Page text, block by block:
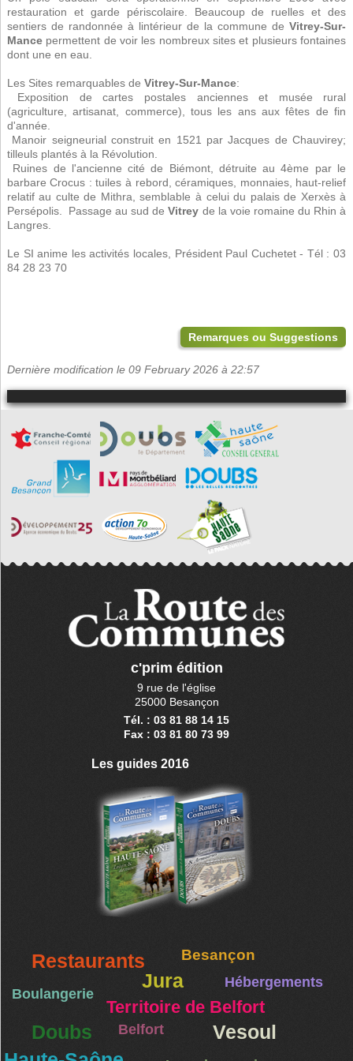
restauration et garde périscolaire. Beaucoup de ruelles et des
sentiers de randonnée à lintérieur de la commune de Vitrey-Sur-
Mancepermettent de voir les nombreux sites et plusieurs fontaines
dont une en eau.
Les Sites remarquables de Vitrey-Sur-Mance:
 Exposition de cartes postales anciennes et musée rural
(agriculture, artisanat, commerce), tous les ans aux fêtes de fin
d'année.
 Manoir seigneurial construit en 1521 par Jacques de Chauvirey;
tilleuls plantés à la Révolution.
 Ruines de l'ancienne cité de Biémont, détruite au 4ème par le
barbare Crocus : tuiles à rebord, céramiques, monnaies, haut-relief
relatif au culte de Mithra, semblable à celui du palais de Xerxès à
Persépolis.  Passage au sud de Vitrey de la voie romaine du Rhin à
Langres.
Le SI anime les activités locales, Président Paul Cuchetet - Tél : 03
84 28 23 70
Remarques ou Suggestions
Dernière modification le 09 February 2026 à 22:57
c'prim édition
9 rue de l'église
25000 Besançon
Tél. : 03 81 88 14 15
Fax : 03 81 80 73 99
Les guides 2016
Restaurants Besançon
Jura Hébergements
Boulangerie
Territoire de Belfort
Doubs Belfort
Vesoul